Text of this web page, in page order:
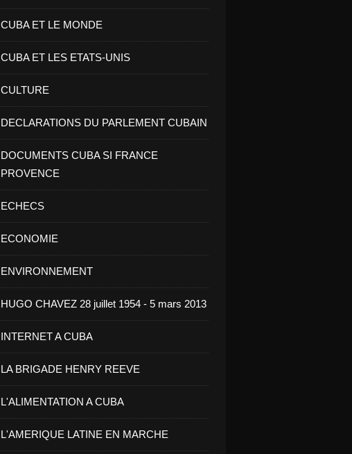
CUBA ET LE MONDE
CUBA ET LES ETATS-UNIS
CULTURE
DECLARATIONS DU PARLEMENT CUBAIN
DOCUMENTS CUBA SI FRANCE
PROVENCE
ECHECS
ECONOMIE
ENVIRONNEMENT
HUGO CHAVEZ 28 juillet 1954 - 5 mars 2013
INTERNET A CUBA
LA BRIGADE HENRY REEVE
L'ALIMENTATION A CUBA
L'AMERIQUE LATINE EN MARCHE